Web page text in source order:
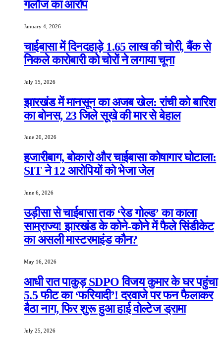
गलौज का आरोप
January 4, 2026
चाईबासा में दिनदहाड़े 1.65 लाख की चोरी, बैंक से
निकले कारोबारी को चोरों ने लगाया चूना
July 15, 2026
झारखंड में मानसून का अजब खेल: रांची को बारिश
का बोनस, 23 जिले सूखे की मार से बेहाल
June 20, 2026
हजारीबाग, बोकारो और चाईबासा कोषागार घोटाला:
SIT ने 12 आरोपियों को भेजा जेल
June 6, 2026
उड़ीसा से चाईबासा तक ‘रेड गोल्ड’ का काला
साम्राज्य! झारखंड के कोने-कोने में फैले सिंडीकेट
का असली मास्टरमाइंड कौन?
May 16, 2026
आधी रात पाकुड़ SDPO विजय कुमार के घर पहुंचा
5.5 फीट का ‘फरियादी’! दरवाजे पर फन फैलाकर
बैठा नाग, फिर शुरू हुआ हाई वोल्टेज ड्रामा
July 25, 2026